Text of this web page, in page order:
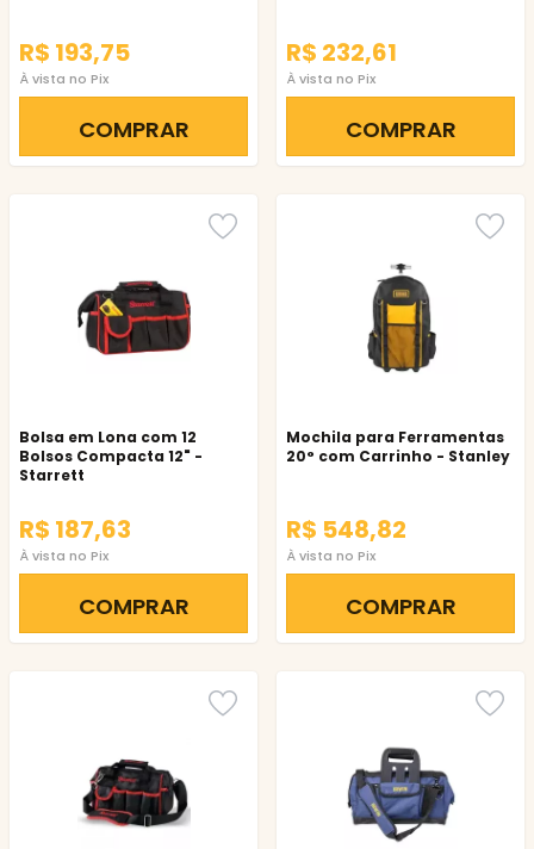
R$ 193,75
À vista no Pix
COMPRAR
R$ 232,61
À vista no Pix
COMPRAR
Bolsa em Lona com 12
Bolsos Compacta 12" -
Starrett
R$ 187,63
À vista no Pix
COMPRAR
Mochila para Ferramentas
20° com Carrinho - Stanley
R$ 548,82
À vista no Pix
COMPRAR